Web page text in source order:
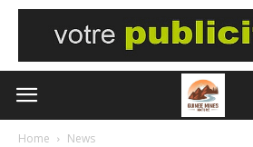
Home News